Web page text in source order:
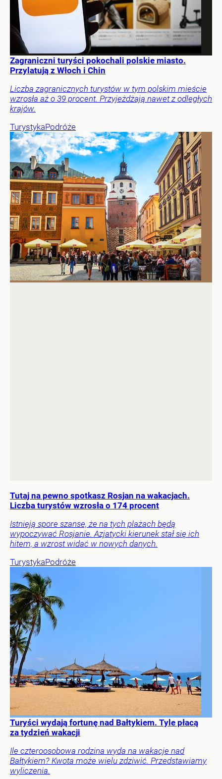
Zagraniczni turyści pokochali polskie miasto.
Przylatują z Włoch i Chin
Liczba zagranicznych turystów w tym polskim mieście
wzrosła aż o 39 procent. Przyjeżdżają nawet z odległych
krajów.
TurystykaPodróże
Tutaj na pewno spotkasz Rosjan na wakacjach.
Liczba turystów wzrosła o 174 procent
Istnieją spore szanse, że na tych plażach będą
wypoczywać Rosjanie. Azjatycki kierunek stał się ich
hitem, a wzrost widać w nowych danych.
TurystykaPodróże
Turyści wydają fortunę nad Bałtykiem. Tyle płacą
za tydzień wakacji
Ile czteroosobowa rodzina wyda na wakacje nad
Bałtykiem? Kwota może wielu zdziwić. Przedstawiamy
wyliczenia.